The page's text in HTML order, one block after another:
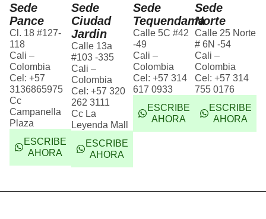
Sede
Pance
Cl. 18 #127-
118
Cali –
Colombia
Cel: +57
3136865975
Cc
Campanella
Plaza
ESCRIBE
AHORA
Sede
Ciudad
Jardin
Calle 13a
#103 -335
Cali –
Colombia
Cel: +57 320
262 3111
Cc La
Leyenda Mall
ESCRIBE
AHORA
Sede
Tequendama
Calle 5C #42
-49
Cali –
Colombia
Cel: +57 314
617 0933
ESCRIBE
AHORA
Sede
Norte
Calle 25 Norte
# 6N -54
Cali –
Colombia
Cel: +57 314
755 0176
ESCRIBE
AHORA